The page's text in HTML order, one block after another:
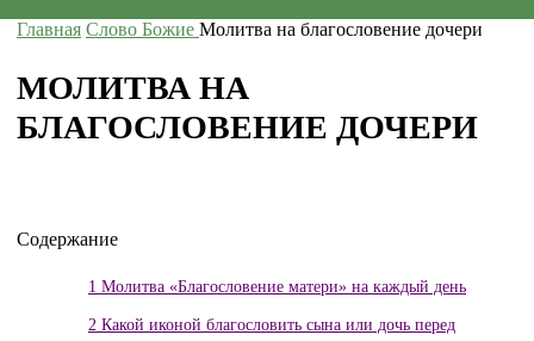
Главная Слово Божие Молитва на благословение дочери
МОЛИТВА НА
БЛАГОСЛОВЕНИЕ ДОЧЕРИ
Содержание
1 Молитва «Благословение матери» на каждый день
2 Какой иконой благословить сына или дочь перед